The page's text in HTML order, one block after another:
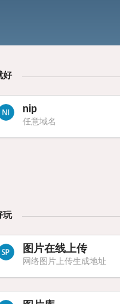
好
nip
任意域名
玩
图片在线上传
网络图片上传生成地址